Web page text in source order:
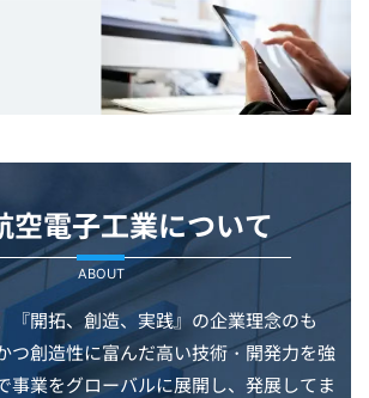
空電子工業について
ABOUT
『開拓、創造、実践』の企業理念のも
つ創造性に富んだ高い技術・開発力を強
事業をグローバルに展開し、発展してま